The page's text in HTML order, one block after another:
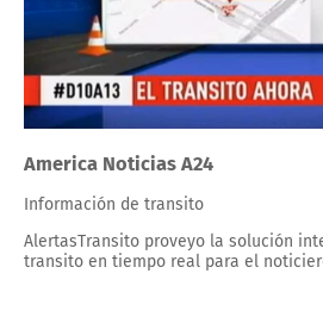
America Noticias A24
Información de transito
AlertasTransito proveyo la solución
transito en tiempo real para el